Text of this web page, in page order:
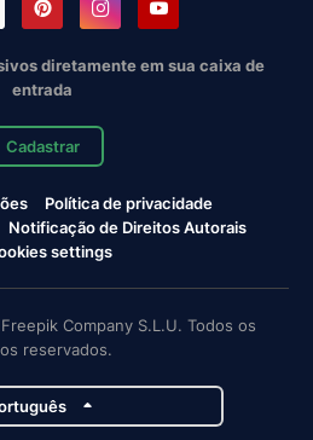
diretamente em sua caixa de
entrada
Cadastrar
Política de privacidade
Notificação de Direitos Autorais
settings
Company S.L.U. Todos os
reservados.